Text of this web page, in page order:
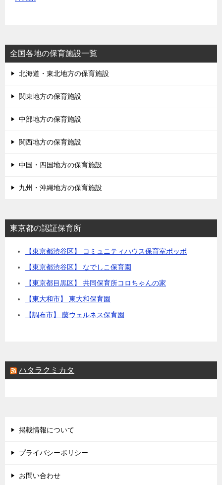
全国各地の保育施設一覧
北海道・東北地方の保育施設
関東地方の保育施設
中部地方の保育施設
関西地方の保育施設
中国・四国地方の保育施設
九州・沖縄地方の保育施設
東京都の認証保育所
【東京都渋谷区】 コミュニティハウス保育室ポッポ
【東京都渋谷区】 なでしこ保育園
【東京都目黒区】 共同保育所コロちゃんの家
【東大和市】 東大和保育園
【調布市】 藤ウェルネス保育園
ハタラクミカタ
掲載情報について
プライバシーポリシー
お問い合わせ